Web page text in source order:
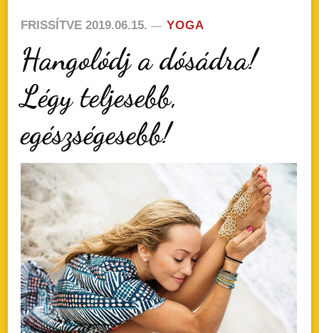
FRISSÍTVE 2019.06.15. YOGA
Hangolódj a dósádra!
Légy teljesebb,
egészségesebb!